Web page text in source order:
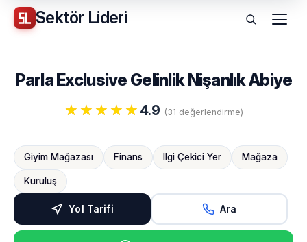
Sektör Lideri Menü
Parla Exclusive Gelinlik Nişanlık Abiye
4.9 (31 değerlendirme)
Giyim Mağazası Finans İlgi Çekici Yer Mağaza
Kuruluş
Yol Tarifi Ara